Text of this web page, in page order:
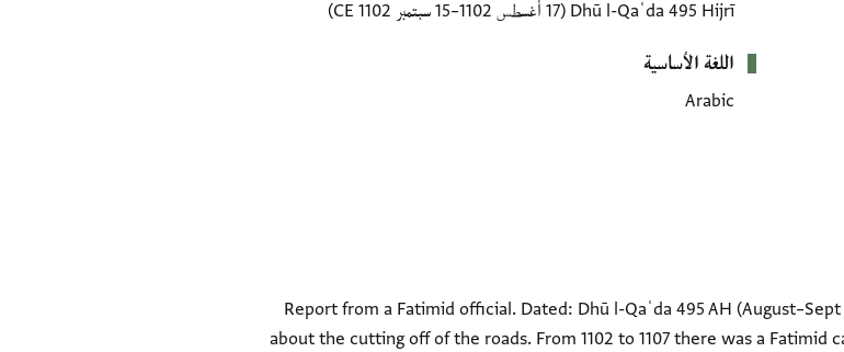
Dhū l-Qaʿda 495 Hijrī (17 أغسطس 1102–15 سبتمبر 1102 CE)
اللغة الأساسية
Arabic
Report from a Fatimid official. Dated: Dhū l-Qaʿda 495 AH
about the cutting off of the roads. From 1102 to 1107 there was a Fatimid